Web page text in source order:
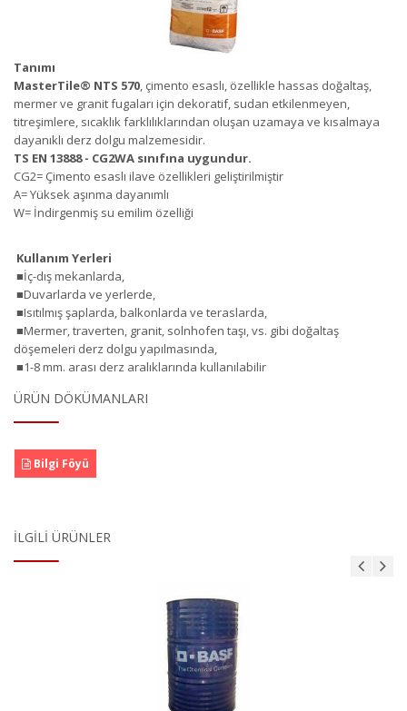
Tanımı
MasterTile® NTS 570, çimento esaslı, özellikle hassas doğaltaş,
mermer ve granit fugaları için dekoratif, sudan etkilenmeyen,
titreşimlere, sıcaklık farklılıklarından oluşan uzamaya ve kısalmaya
dayanıklı derz dolgu malzemesidir.
TS EN 13888 - CG2WA sınıfına uygundur.
CG2= Çimento esaslı ilave özellikleri geliştirilmiştir
A= Yüksek aşınma dayanımlı
W= İndirgenmiş su emilim özelliği
Kullanım Yerleri
■İç-dış mekanlarda,
■Duvarlarda ve yerlerde,
■Isıtılmış şaplarda, balkonlarda ve teraslarda,
■Mermer, traverten, granit, solnhofen taşı, vs. gibi doğaltaş
döşemeleri derz dolgu yapılmasında,
■1-8 mm. arası derz aralıklarında kullanılabilir
ÜRÜN DÖKÜMANLARI
Bilgi Föyü
İLGILI ÜRÜNLER
MasterBrace ADH 1406 (Concresive)
Ürün Detayı